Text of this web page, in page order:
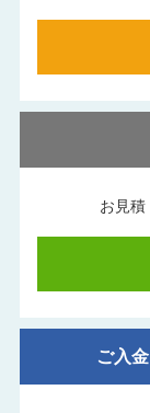
お見積
ご入